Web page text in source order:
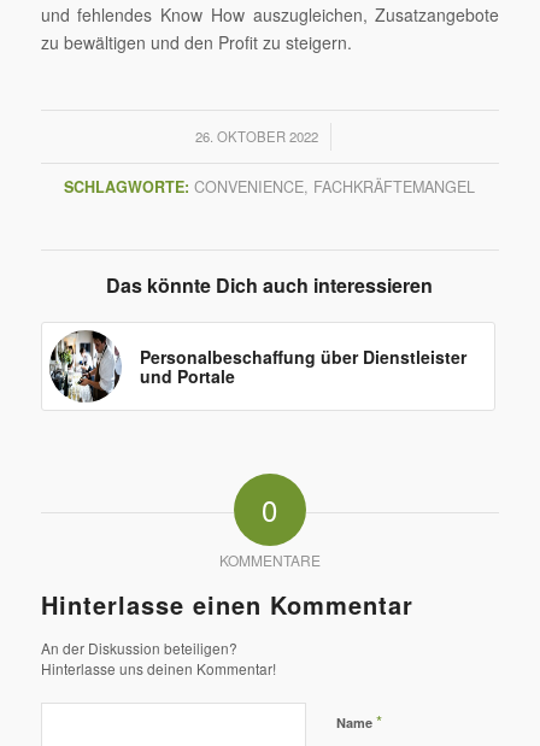
und fehlendes Know How auszugleichen, Zusatzangebote
zu bewältigen und den Profit zu steigern.
26. OKTOBER 2022
/
SCHLAGWORTE: CONVENIENCE, FACHKRÄFTEMANGEL
Das könnte Dich auch interessieren
Personalbeschaffung über Dienstleister
und Portale
0
KOMMENTARE
Hinterlasse einen Kommentar
An der Diskussion beteiligen?
Hinterlasse uns deinen Kommentar!
Name *